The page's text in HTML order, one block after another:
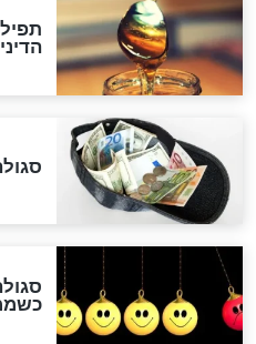
אחרית
האם
מה יהיה